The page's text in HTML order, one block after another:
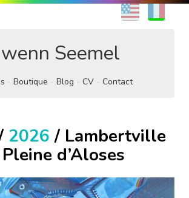
EN
Seemel
Boutique Blog CV Contact
2026 / Lambertville
d’Aloses